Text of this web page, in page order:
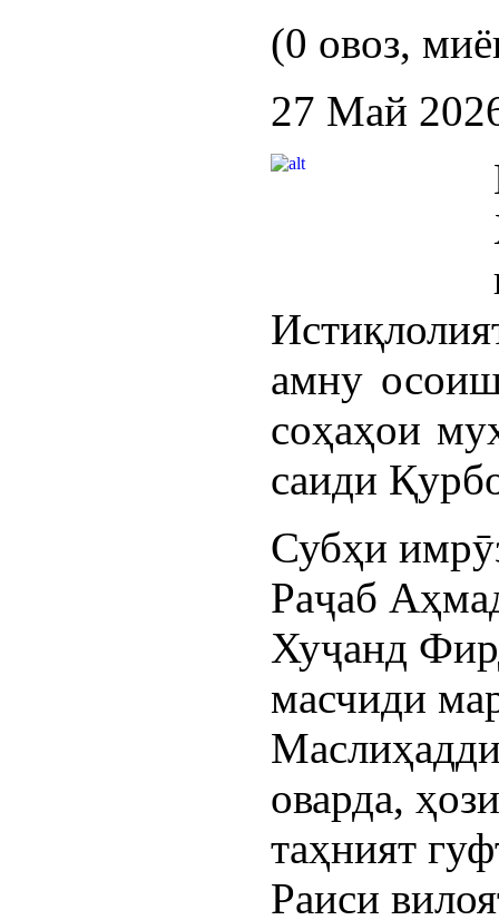
(0 овоз,
27 Май
амну
соҳаҳои
саиди
Субҳи
Раҷаб
Хуҷанд
масчиди
оварда,
таҳният
Раиси